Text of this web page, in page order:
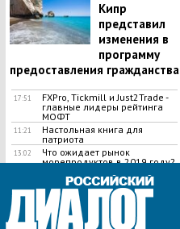
Кипр
представил
изменения в
программу
предоставления гражданства
17:51
FXPro, Tickmill и Just2Trade -
главные лидеры рейтинга
МОФТ
11:21
Настольная книга для
патриота
13:02
Что ожидает рынок
морепродуктов в 2019 году?
ВСЕ НОВОСТИ »